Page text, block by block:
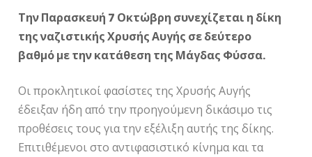
Την Παρασκευή 7 Οκτώβρη συνεχίζεται η δίκη
της ναζιστικής Χρυσής Αυγής σε δεύτερο
βαθμό με την κατάθεση της Μάγδας Φύσσα.
Οι προκλητικοί φασίστες της Χρυσής Αυγής
έδειξαν ήδη από την προηγούμενη δικάσιμο τις
προθέσεις τους για την εξέλιξη αυτής της δίκης.
Επιτιθέμενοι στο αντιφασιστικό κίνημα και τα